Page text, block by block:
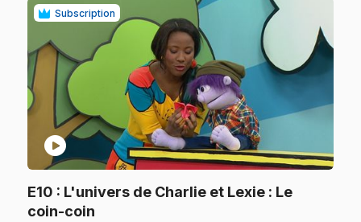
Subscription
play_circle
E10 : L'univers de Charlie et Lexie : Le
coin-coin